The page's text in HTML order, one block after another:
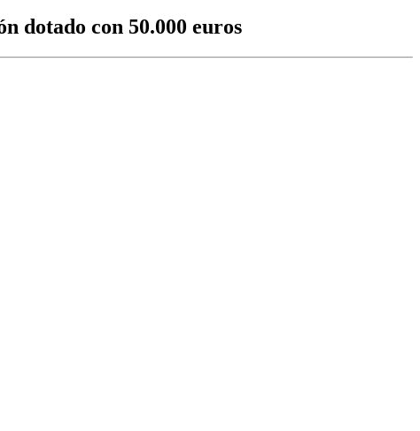
dotado con 50.000 euros